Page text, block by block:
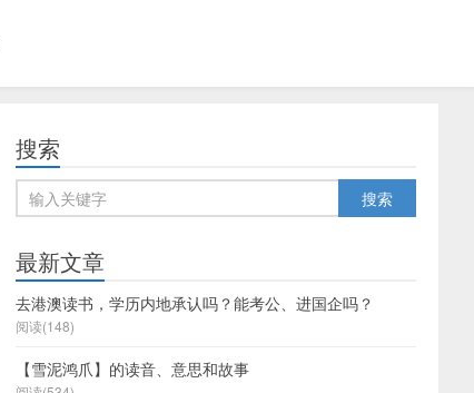
搜索
最新文章
去港澳读书，学历内地承认吗？能考公、进国企吗？
阅读(148)
【雪泥鸿爪】的读音、意思和故事